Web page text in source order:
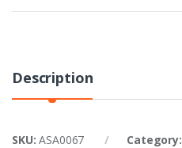
Description
SKU:ASA0067 Category: